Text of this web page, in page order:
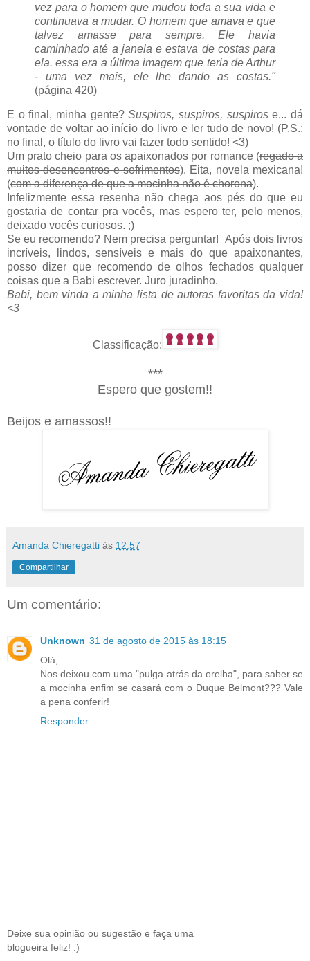
vez para o homem que mudou toda a sua vida e
continuava a mudar. O homem que amava e que
talvez amasse para sempre. Ele havia
caminhado até a janela e estava de costas para
ela. essa era a última imagem que teria de Arthur
- uma vez mais, ele lhe dando as costas."
(página 420)
E o final, minha gente?Suspiros, suspiros, suspirose... dá
vontade de voltar ao início do livro e ler tudo de novo! (P.S.:
no final, o título do livro vai fazer todo sentido! <3)
Um prato cheio para os apaixonados por romance (regado a
muitos desencontros e sofrimentos). Eita, novela mexicana!
(com a diferença de que a mocinha não é chorona).
Infelizmente essa resenha não chega aos pés do que eu
gostaria de contar pra vocês, mas espero ter, pelo menos,
deixado vocês curiosos. ;)
Se eu recomendo? Nem precisa perguntar! Após dois livros
incríveis, lindos, sensíveis e mais do que apaixonantes,
posso dizer que recomendo de olhos fechados qualquer
coisas que a Babi escrever. Juro juradinho.
Babi, bem vinda a minha lista de autoras favoritas da vida!
<3
Classificação:
***
Espero que gostem!!
Beijos e amassos!!
Amanda Chieregatti às 12:57
Compartilhar
Um comentário:
Unknown 31 de agosto de 2015 às 18:15
Olá,
Nos deixou com uma "pulga atrás da orelha", para saber se
a mocinha enfim se casará com o Duque Belmont??? Vale
a pena conferir!
Responder
Deixe sua opinião ou sugestão e faça uma
blogueira feliz! :)